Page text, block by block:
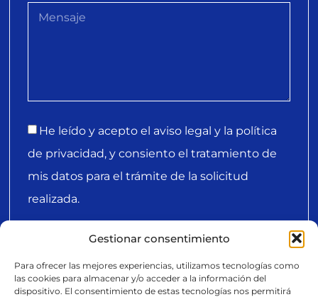
Gestionar consentimiento
Para ofrecer las mejores experiencias, utilizamos tecnologías como
las cookies para almacenar y/o acceder a la información del
dispositivo. El consentimiento de estas tecnologías nos permitirá
LIVE EVENTS
He leído y acepto el aviso legal y la política
de privacidad, y consiento el tratamiento de
mis datos para el trámite de la solicitud
realizada.
ENVIAR